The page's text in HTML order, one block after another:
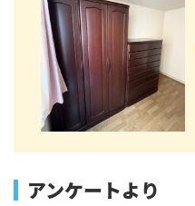
アンケートより